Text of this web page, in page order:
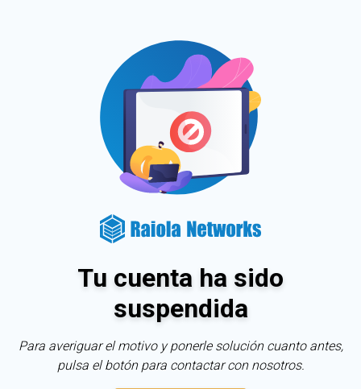
Tu cuenta ha sido
suspendida
Para averiguar el motivo y ponerle solución cuanto antes,
pulsa el botón para contactar con nosotros.